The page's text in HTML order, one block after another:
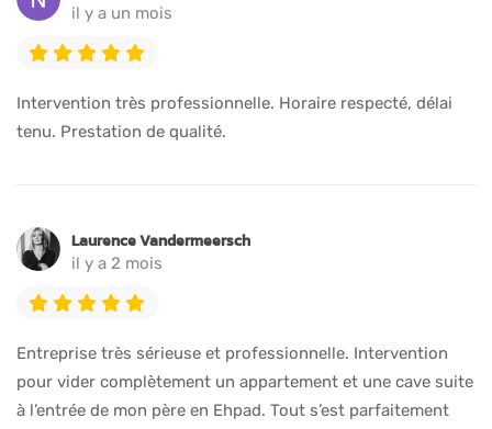
il y a un mois
Intervention très professionnelle. Horaire respecté, délai
tenu. Prestation de qualité.
Laurence Vandermeersch
il y a 2 mois
Entreprise très sérieuse et professionnelle. Intervention
pour vider complètement un appartement et une cave suite
à l’entrée de mon père en Ehpad. Tout s’est parfaitement